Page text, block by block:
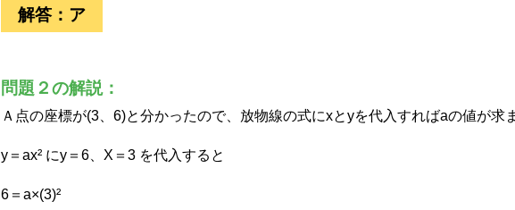
解答：ア
問題２の解説：
Ａ点の座標が(3、6)と分かったので、放物線の式にxとyを代入すればaの値が求
y＝ax² にy＝6、X＝3 を代入すると
6＝a×(3)²